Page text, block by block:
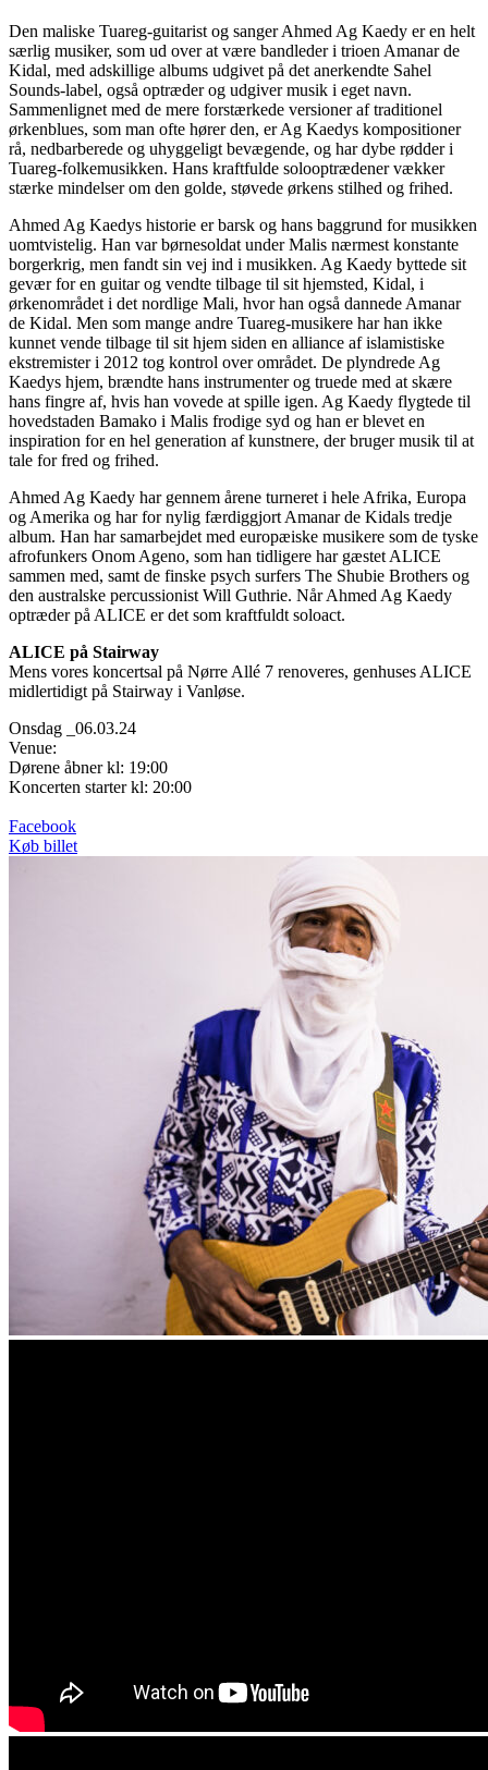
Den maliske Tuareg-guitarist og sanger Ahmed Ag Kaedy er en helt
særlig musiker, som ud over at være bandleder i trioen Amanar de
Kidal, med adskillige albums udgivet på det anerkendte Sahel
Sounds-label, også optræder og udgiver musik i eget navn.
Sammenlignet med de mere forstærkede versioner af traditionel
ørkenblues, som man ofte hører den, er Ag Kaedys kompositioner
rå, nedbarberede og uhyggeligt bevægende, og har dybe rødder i
Tuareg-folkemusikken. Hans kraftfulde solooptrædener vækker
stærke mindelser om den golde, støvede ørkens stilhed og frihed.
Ahmed Ag Kaedys historie er barsk og hans baggrund for musikken
uomtvistelig. Han var børnesoldat under Malis nærmest konstante
borgerkrig, men fandt sin vej ind i musikken. Ag Kaedy byttede sit
gevær for en guitar og vendte tilbage til sit hjemsted, Kidal, i
ørkenområdet i det nordlige Mali, hvor han også dannede Amanar
de Kidal. Men som mange andre Tuareg-musikere har han ikke
kunnet vende tilbage til sit hjem siden en alliance af islamistiske
ekstremister i 2012 tog kontrol over området. De plyndrede Ag
Kaedys hjem, brændte hans instrumenter og truede med at skære
hans fingre af, hvis han vovede at spille igen. Ag Kaedy flygtede til
hovedstaden Bamako i Malis frodige syd og han er blevet en
inspiration for en hel generation af kunstnere, der bruger musik til at
tale for fred og frihed.
Ahmed Ag Kaedy har gennem årene turneret i hele Afrika, Europa
og Amerika og har for nylig færdiggjort Amanar de Kidals tredje
album. Han har samarbejdet med europæiske musikere som de tyske
afrofunkers Onom Ageno, som han tidligere har gæstet ALICE
sammen med, samt de finske psych surfers The Shubie Brothers og
den australske percussionist Will Guthrie. Når Ahmed Ag Kaedy
optræder på ALICE er det som kraftfuldt soloact.
ALICE på Stairway
Mens vores koncertsal på Nørre Allé 7 renoveres, genhuses ALICE
midlertidigt på Stairway i Vanløse.
Onsdag _06.03.24
Venue:
Dørene åbner kl: 19:00
Koncerten starter kl: 20:00
Facebook
Køb billet